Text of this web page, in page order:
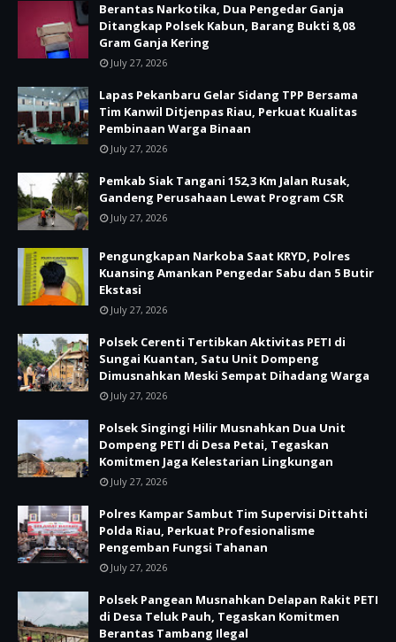
Berantas Narkotika, Dua Pengedar Ganja
Ditangkap Polsek Kabun, Barang Bukti 8,08
Gram Ganja Kering
July 27, 2026
Lapas Pekanbaru Gelar Sidang TPP Bersama
Tim Kanwil Ditjenpas Riau, Perkuat Kualitas
Pembinaan Warga Binaan
July 27, 2026
Pemkab Siak Tangani 152,3 Km Jalan Rusak,
Gandeng Perusahaan Lewat Program CSR
July 27, 2026
Pengungkapan Narkoba Saat KRYD, Polres
Kuansing Amankan Pengedar Sabu dan 5 Butir
Ekstasi
July 27, 2026
Polsek Cerenti Tertibkan Aktivitas PETI di
Sungai Kuantan, Satu Unit Dompeng
Dimusnahkan Meski Sempat Dihadang Warga
July 27, 2026
Polsek Singingi Hilir Musnahkan Dua Unit
Dompeng PETI di Desa Petai, Tegaskan
Komitmen Jaga Kelestarian Lingkungan
July 27, 2026
Polres Kampar Sambut Tim Supervisi Dittahti
Polda Riau, Perkuat Profesionalisme
Pengemban Fungsi Tahanan
July 27, 2026
Polsek Pangean Musnahkan Delapan Rakit PETI
di Desa Teluk Pauh, Tegaskan Komitmen
Berantas Tambang Ilegal